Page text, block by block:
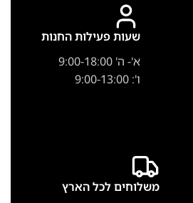
שעות פעילות החנות
א'- ה' 9:00-18:00
ו': 9:00-13:00
משלוחים לכל הארץ